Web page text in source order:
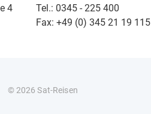
4
Tel.: 0345 - 225 400
Fax: +49 (0) 345 21 19 115
© 2026 Sat-Reisen